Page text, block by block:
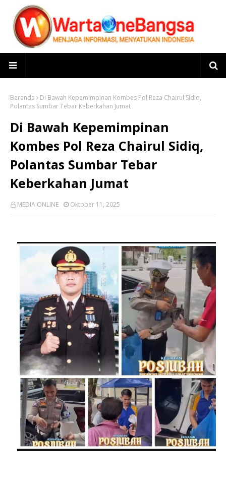
Beranda
Di Bawah Kepemimpinan Kombes Pol Reza Chairul Sidiq,
Polantas Sumbar Tebar Keberkahan Jumat
Di Bawah Kepemimpinan
Kombes Pol Reza Chairul Sidiq,
Polantas Sumbar Tebar
Keberkahan Jumat
MEDIA ONLINE Oktober 11, 2025